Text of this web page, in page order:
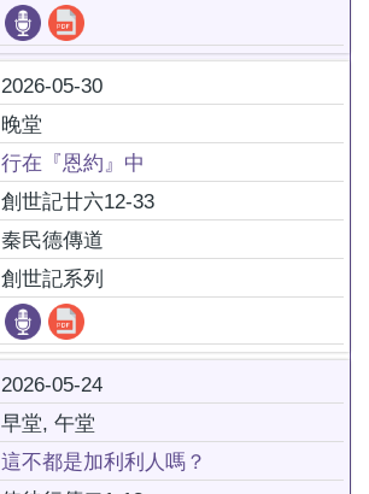
2026-05-30
晚堂
行在『恩約』中
創世記廿六12-33
秦民德傳道
創世記系列
2026-05-24
早堂, 午堂
這不都是加利利人嗎？